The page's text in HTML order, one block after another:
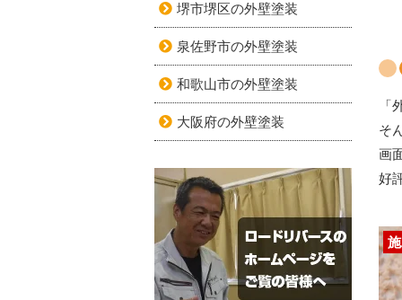
そ
画
好
堺市堺区の外壁塗装
泉佐野市の外壁塗装
和歌山市の外壁塗装
大阪府の外壁塗装